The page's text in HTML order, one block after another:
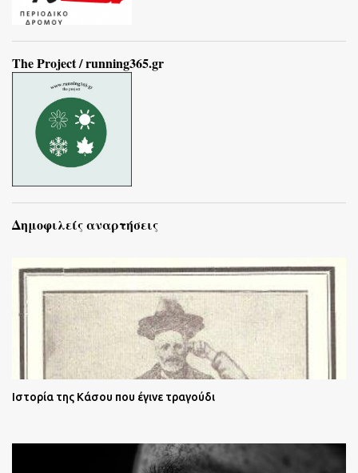
The Project / running365.gr
Δημοφιλείς αναρτήσεις
Ιστορία της Κάσου που έγινε τραγούδι